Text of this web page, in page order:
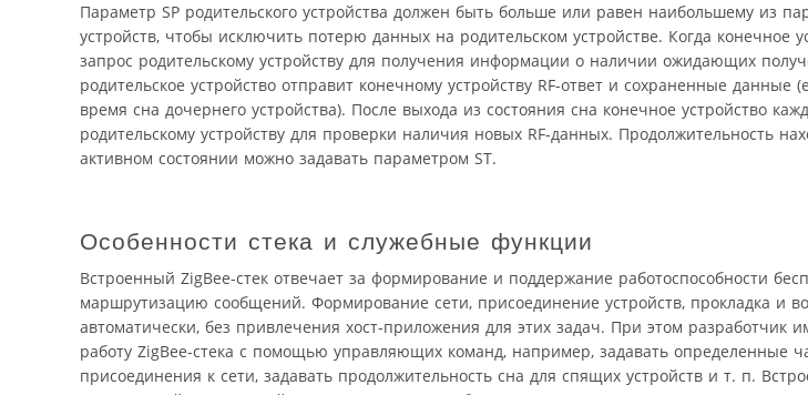
Параметр SP родительского устройства должен быть больше или равен наибольшему из
устройств, чтобы исключить потерю данных на родительском устройстве. Когда конечное
запрос родительскому устройству для получения информации о наличии ожидающих
родительское устройство отправит конечному устройству RF-ответ и сохраненные
время сна дочернего устройства). После выхода из состояния сна конечное устройство
родительскому устройству для проверки наличия новых RF-данных. Продолжительность
активном состоянии можно задавать параметром ST.
Особенности стека и служебные функции
Встроенный ZigBee-стек отвечает за формирование и поддержание работоспособности
маршрутизацию сообщений. Формирование сети, присоединение устройств, прокладка и
автоматически, без привлечения хост-приложения для этих задач. При этом разработчик
работу ZigBee-стека с помощью управляющих команд, например, задавать определенные
присоединения к сети, задавать продолжительность сна для спящих устройств и т. п.